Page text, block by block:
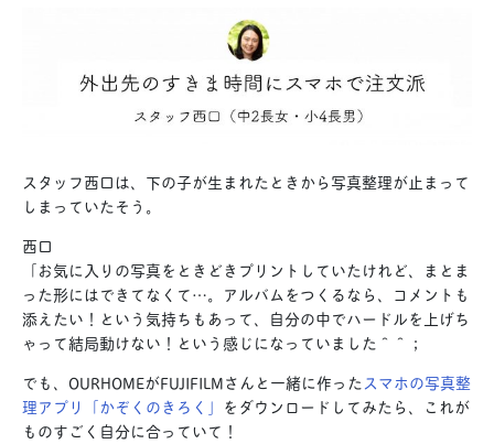
スタッフ西口は、下の子が生まれたときから写真整理が止まって
しまっていたそう。
西口
「お気に入りの写真をときどきプリントしていたけれど、まとま
った形にはできてなくて…。アルバムをつくるなら、コメントも
添えたい！という気持ちもあって、自分の中でハードルを上げち
ゃって結局動けない！という感じになっていました＾＾；
でも、OURHOMEがFUJIFILMさんと一緒に作った スマホの写真整
理アプリ「かぞくのきろく」 をダウンロードしてみたら、これが
ものすごく自分に合っていて！